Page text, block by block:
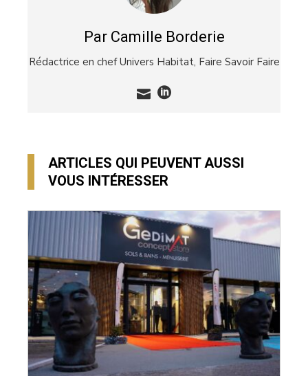
Par Camille Borderie
Rédactrice en chef Univers Habitat, Faire Savoir Faire
ARTICLES QUI PEUVENT AUSSI
VOUS INTÉRESSER